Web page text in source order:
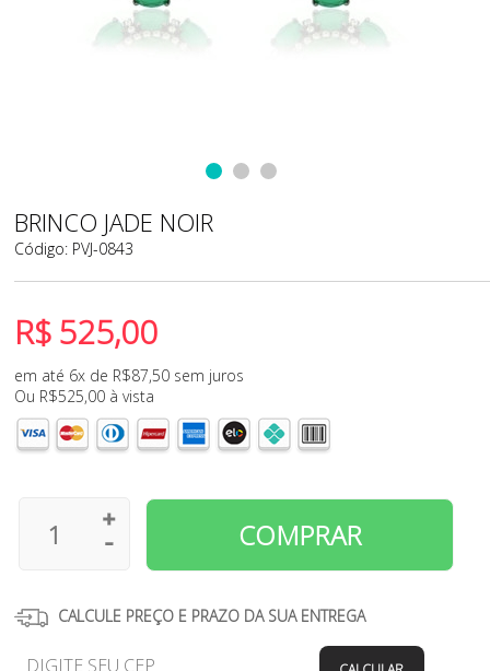
BRINCO JADE NOIR
Código: PVJ-0843
R$525,00
em até 6x de R$87,50sem juros
Ou R$525,00à vista
CALCULE PREÇO E PRAZO DA SUA ENTREGA